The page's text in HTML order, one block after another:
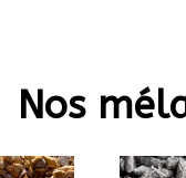
Nos